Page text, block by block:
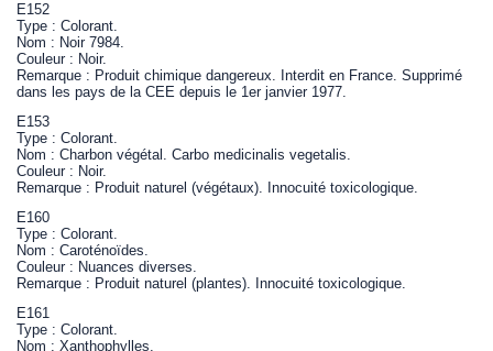
E152
Type : Colorant.
Nom : Noir 7984.
Couleur : Noir.
Remarque : Produit chimique dangereux. Interdit en France. Supprimé
dans les pays de la CEE depuis le 1er janvier 1977.
E153
Type : Colorant.
Nom : Charbon végétal. Carbo medicinalis vegetalis.
Couleur : Noir.
Remarque : Produit naturel (végétaux). Innocuité toxicologique.
E160
Type : Colorant.
Nom : Caroténoïdes.
Couleur : Nuances diverses.
Remarque : Produit naturel (plantes). Innocuité toxicologique.
E161
Type : Colorant.
Nom : Xanthophylles.